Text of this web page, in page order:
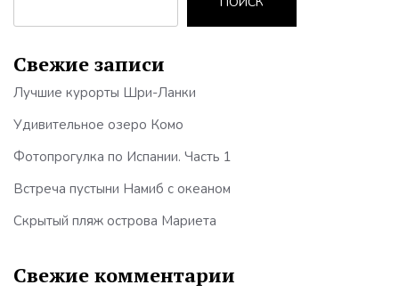
Свежие записи
Лучшие курорты Шри-Ланки
Удивительное озеро Комо
Фотопрогулка по Испании. Часть 1
Встреча пустыни Намиб с океаном
Скрытый пляж острова Мариета
Свежие комментарии